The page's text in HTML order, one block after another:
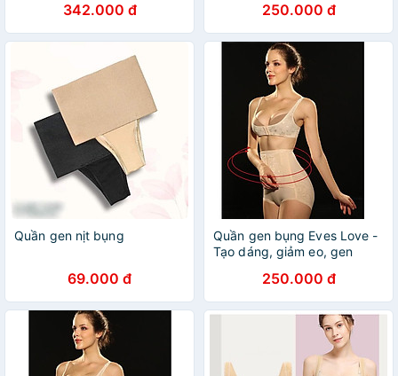
342.000 đ 250.000 đ
Quần gen nịt bụng
69.000 đ
Quần gen bụng Eves Love -
Tạo dáng, giảm eo, gen
250.000 đ